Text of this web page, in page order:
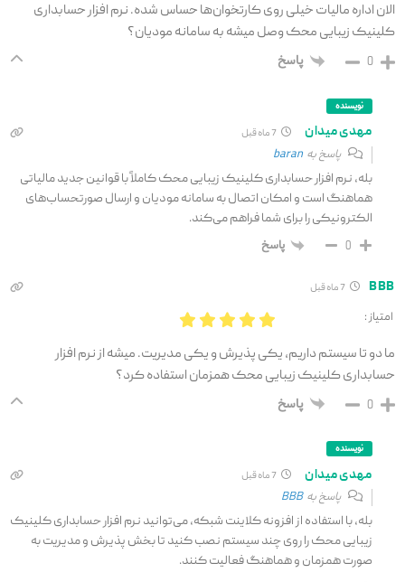
الان اداره مالیات خیلی روی کارتخوان‌ها حساس شده. نرم افزار حسابداری
کلینیک زیبایی محک وصل میشه به سامانه مودیان؟
0 پاسخ
نویسنده
مهدی میدان
پاسخ به baran
بله، نرم افزار حسابداری کلینیک زیبایی محک کاملاً با قوانین جدید مالیاتی
هماهنگ است و امکان اتصال به سامانه مودیان و ارسال صورتحساب‌های
الکترونیکی را برای شما فراهم می‌کند.
0 پاسخ
BBB 7 ماه قبل
امتیاز :
ما دو تا سیستم داریم، یکی پذیرش و یکی مدیریت. میشه از نرم افزار
حسابداری کلینیک زیبایی محک همزمان استفاده کرد؟
0 پاسخ
نویسنده
مهدی میدان
پاسخ بهBBB
بله، با استفاده از افزونه کلاینت شبکه، می‌توانید نرم افزار حسابداری کلینیک
زیبایی محک را روی چند سیستم نصب کنید تا بخش پذیرش و مدیریت به
صورت همزمان و هماهنگ فعالیت کنند.